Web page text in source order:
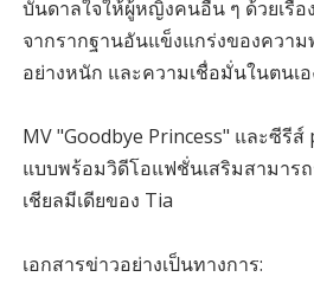
บันดาลใจให้ผู้หญิงคนอื่น ๆ ด้วยเรื่อ
จากรากฐานอันแข็งแกร่งของความ
อย่างหนัก และความเชื่อมั่นในตนเอ
MV "Goodbye Princess" และซีรีส์
แบบพร้อมวิดีโอแฟชั่นเสริมสามาร
เชียลมีเดียของ Tia
เอกสารข่าวอย่างเป็นทางการ: